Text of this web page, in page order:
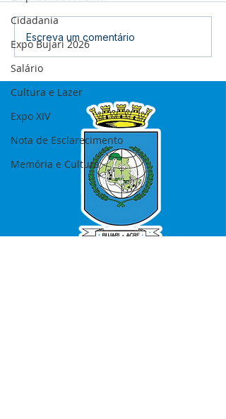
Cidadania
Expo Bujari 2026
Salário
Cultura e Lazer
Expo XIV
Nota de Esclarecimento
Memória e Cultura
12 de junho: Feliz Dia
dos Namorados!
Escreva um comentário